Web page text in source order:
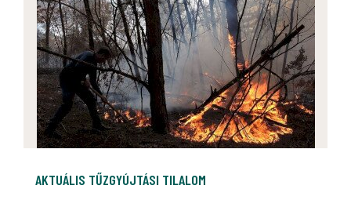
AKTUÁLIS TŰZGYÚJTÁSI TILALOM